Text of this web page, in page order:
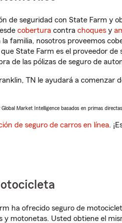
de seguridad con State Farm y
cobertura contra choques y
familia, nosotros proveemos
State Farm es el proveedor
de las pólizas de seguro de
TN le ayudará a comenzar
Market Intelligence basados en primas
de seguro de carros en línea.
ha ofrecido seguro de
y motonetas. Usted obtiene el